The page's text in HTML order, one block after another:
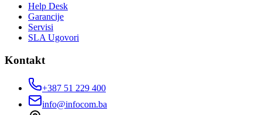
Help Desk
Garancije
Servisi
SLA Ugovori
Kontakt
+387 51 229 400
info@infocom.ba